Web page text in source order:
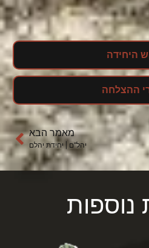
היחידה
ההצלחה
מאמר הבא
יהל"ם | יחידת יהלם
נוספות